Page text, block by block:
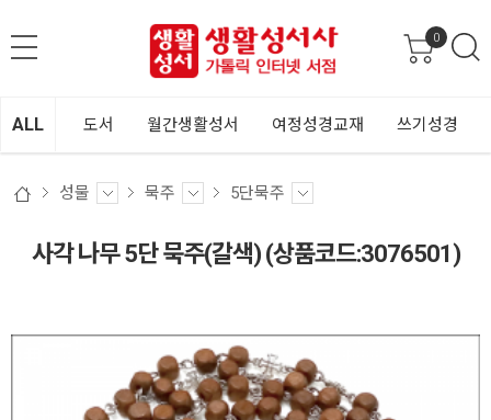
0
ALL 도서 월간생활성서 여정성경교재 쓰기성경
성물 묵주 5단묵주
사각 나무 5단 묵주(갈색) (상품코드:3076501)